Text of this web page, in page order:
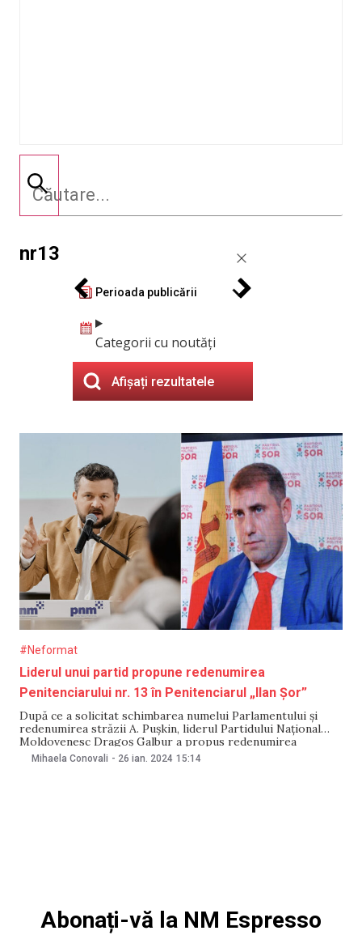
nr13
Perioada publicării
Categorii cu noutăți
Afișați rezultatele
#Neformat
Liderul unui partid propune redenumirea
Penitenciarului nr. 13 în Penitenciarul „Ilan Șor”
După ce a solicitat schimbarea numelui Parlamentului și
redenumirea străzii A. Pușkin, liderul Partidului Național
Moldovenesc Dragoș Galbur a propus redenumirea
Penitenciarului nr. 13 din Chișinău în penitenciarul „Ilan Șor”.
Mihaela Conovali - 26 ian. 2024 15:14
Abonați-vă la NM Espresso